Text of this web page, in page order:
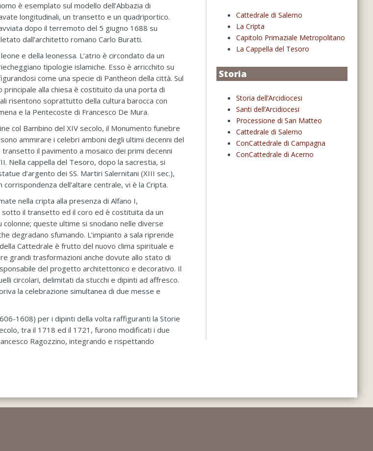
è esemplato sul modello dell’Abbazia di
longitudinali, un transetto e un quadriportico.
dopo il terremoto del 5 giugno 1688 su
dall’architetto romano Carlo Buratti.
e della leonessa. L’atrio è circondato da un
tipologie islamiche. Esso è arricchito su
come una specie di Pantheon della città. Sul
alla chiesa è costituito da una porta di
risentono soprattutto della cultura barocca con
e la Pentecoste di Francesco De Mura.
col Bambino del XIV secolo, il Monumento funebre
ammirare i celebri amboni degli ultimi decenni del
il pavimento a mosaico dei primi decenni
Nella cappella del Tesoro, dopo la sacrestia, si
d’argento dei SS. Martiri Salernitani (XIII sec.),
dell’altare centrale, vi è la Cripta.
nella cripta alla presenza di Alfano I,
sotto il transetto ed il coro ed è costituita da un
queste ultime si snodano nelle diverse
degradano sfumando. L’impianto a sala riprende
Cattedrale è frutto del nuovo clima spirituale e
grandi trasformazioni anche dovute allo stato di
del progetto architettonico e decorativo. Il
circolari, delimitati da stucchi e dipinti ad affresco.
la celebrazione simultanea di due messe e
1608) per i dipinti della volta raffiguranti la Storie
tra il 1718 ed il 1721, furono modificati i due
Ragozzino, integrando e rispettando
Cattedrale di Salerno
La Cripta
Capitolo Primaziale Metropolitano
La Cappella del Tesoro
Storia
Storia dell’Arcidiocesi
Santi dell’Arcidiocesi
Processione di San Matteo
Cattedrale di Salerno
ConCattedrale di Campagna
ConCattedrale di Acerno